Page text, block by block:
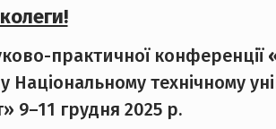
практичної конференції
технічному
9–11 грудня 2025 р.